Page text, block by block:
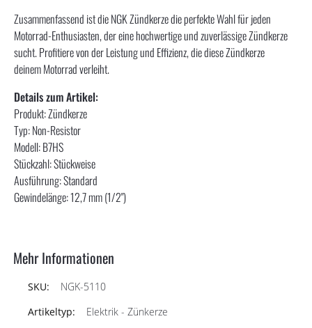
Zusammenfassend ist die NGK Zündkerze die perfekte Wahl für jeden
Motorrad-Enthusiasten, der eine hochwertige und zuverlässige Zündkerze
sucht. Profitiere von der Leistung und Effizienz, die diese Zündkerze
deinem Motorrad verleiht.
Details zum Artikel:
Produkt: Zündkerze
Typ: Non-Resistor
Modell: B7HS
Stückzahl: Stückweise
Ausführung: Standard
Gewindelänge: 12,7 mm (1/2")
Mehr Informationen
NGK-5110
Elektrik - Zünkerze